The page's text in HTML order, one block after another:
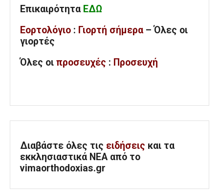
Επικαιρότητα ΕΔΩ
Εορτολόγιο : Γιορτή σήμερα – Όλες οι
γιορτές
Όλες οι προσευχές : Προσευχή
Διαβάστε όλες τις ειδήσεις και τα
εκκλησιαστικά ΝΕΑ από το
vimaorthodoxias.gr